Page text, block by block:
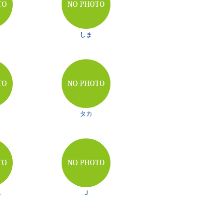
しま
タカ
J